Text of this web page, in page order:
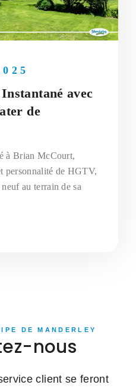
avec
de
à Brian McCourt,
personnalité de HGTV,
au terrain de sa
DE MANDERLEY
nous
client se feront